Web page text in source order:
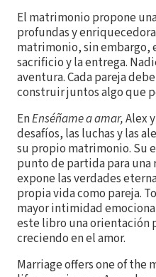
El matrimonio propone
profundas y
matrimonio, sin embargo,
sacrificio y la entrega.
aventura. Cada pareja
construir juntos algo que
EnEnséñame a amar,Alex
desafíos, las luchas y las
su propio matrimonio. Su
punto de partida para
expone las verdades
propia vida como pareja.
mayor intimidad
este libro una orientación
creciendo en el amor.
Marriage offers one of the